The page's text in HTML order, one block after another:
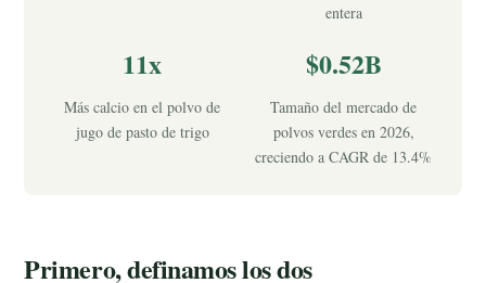
entera
11x
Más calcio en el polvo de
jugo de pasto de trigo
$0.52B
Tamaño del mercado de
polvos verdes en 2026,
creciendo a CAGR de 13.4%
Primero, definamos los dos